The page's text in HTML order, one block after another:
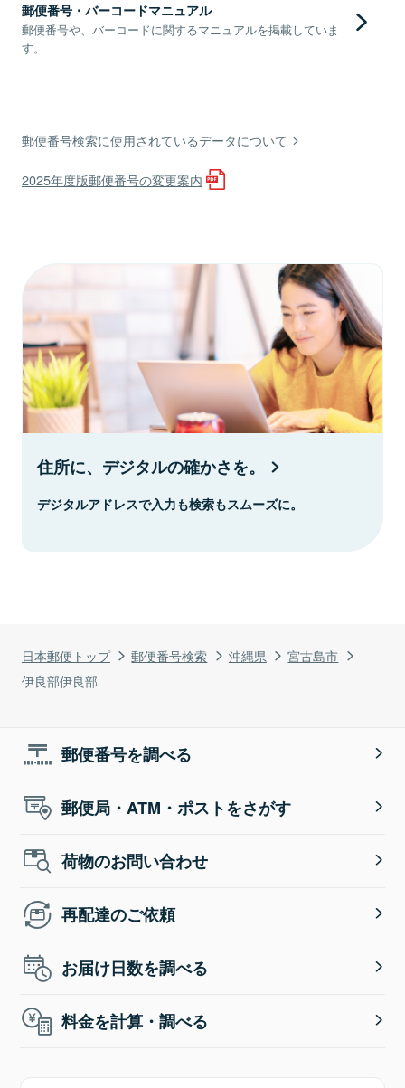
日本郵便トップ 郵便番号検索 沖縄県
宮古島市
伊良部伊良部
郵便番号・バーコードマニュアル
郵便番号や、バーコードに関するマニュアルを掲載していま
す。
郵便番号検索に使用されているデータについて
2025年度版郵便番号の変更案内
住所に、デジタルの確かさを。
デジタルアドレスで入力も検索もスムーズに。
郵便番号を調べる
郵便局・ATM・ポストをさがす
荷物のお問い合わせ
再配達のご依頼
お届け日数を調べる
料金を計算・調べる